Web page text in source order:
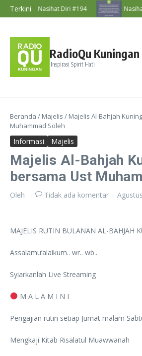
Lewati ke konten
Terkini Nasihat Diri #194
RadioQu Kuningan
Inspirasi Spirit Hati
Beranda / Majelis / Majelis Al-Bahjah
Muhammad Soleh
Informasi Majelis
Majelis Al-Bahjah
bersama Ust
Oleh Tidak ada komentar
MAJELIS RUTIN BULANAN AL-BAHJAH
Assalamu’alaikum.. wr.. wb..
Syiarkanlah Live Streaming
M A L A M I N I
Pengajian rutin setiap Jumat malam
Mengkaji Kitab Risalatul Muawwanah